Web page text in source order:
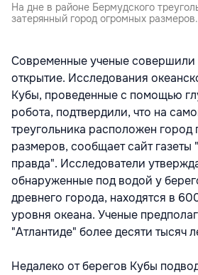
На дне в районе Бермудского
затерянный город огромных размеров.
Современные ученые совершили
открытие. Исследования
Кубы, проведенные с помощью
робота, подтвердили, что на
треугольника расположен город
размеров, сообщает сайт
правда". Исследователи
обнаруженные под водой у
древнего города, находятся в
уровня океана. Ученые
"Атлантиде" более десяти тысяч
Недалеко от берегов Кубы